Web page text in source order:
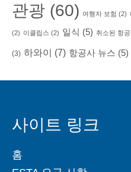
관광 (60) 여행자 보험 (2)
(2) 이클립스 (2) 일식 (5) 취소된 항공
(3) 하와이 (7) 항공사 뉴스 (5)
사이트 링크
홈